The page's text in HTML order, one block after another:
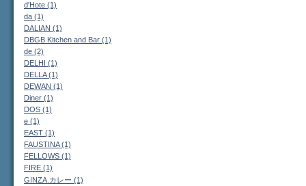
d'Hote (1)
da (1)
DALIAN (1)
DBGB Kitchen and Bar (1)
de (2)
DELHI (1)
DELLA (1)
DEWAN (1)
Diner (1)
DOS (1)
e (1)
EAST (1)
FAUSTINA (1)
FELLOWS (1)
FIRE (1)
GINZA.カレー (1)